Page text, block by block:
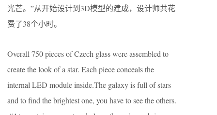
光芒。”从开始设计到3D模型的建成，设计师共花
费了38个小时。
Overall 750 pieces of Czech glass were assembled to
create the look of a star. Each piece conceals the
internal LED module inside.The galaxy is full of stars
and to find the brightest one, you have to see the others.